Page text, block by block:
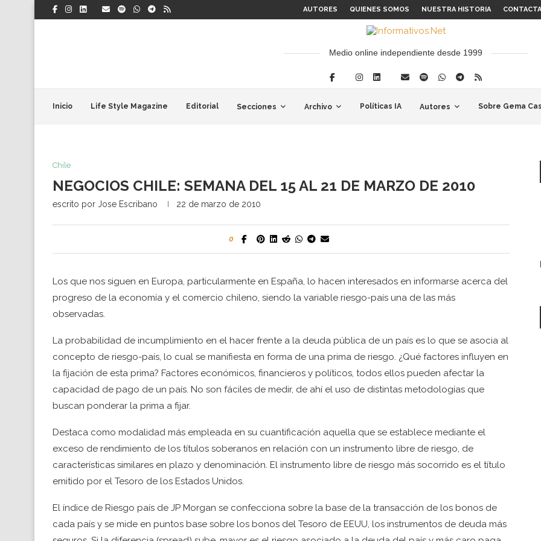
AUTORES QUIENES SOMOS NUESTRA HISTORIA
Medio online independiente desde 1999
Inicio Life Style Magazine Editorial Secciones Archivo Políticas IA Autores Sobre Gema
Chile
NEGOCIOS CHILE: SEMANA DEL 15 AL 21 DE MARZO DE 2010
escrito por Jose Escribano 22 de marzo de 2010
0
Los que nos siguen en Europa, particularmente en España, lo hacen interesados en informarse acerca del
progreso de la economía y el comercio chileno, siendo la variable riesgo-país una de las más
observadas.
La probabilidad de incumplimiento en el hacer frente a la deuda pública de un país es lo que se asocia al
concepto de riesgo-país, lo cual se manifiesta en forma de una prima de riesgo. ¿Qué factores influyen en
la fijación de esta prima? Factores económicos, financieros y políticos, todos ellos pueden afectar la
capacidad de pago de un país. No son fáciles de medir, de ahí el uso de distintas metodologías que
buscan ponderar la prima a fijar.
Destaca como modalidad más empleada en su cuantificación aquella que se establece mediante el
exceso de rendimiento de los títulos soberanos en relación con un instrumento libre de riesgo, de
características similares en plazo y denominación. El instrumento libre de riesgo más socorrido es el título
emitido por el Tesoro de los Estados Unidos.
El índice de Riesgo país de JP Morgan se confecciona sobre la base de la transacción de los bonos de
cada país y se mide en puntos base sobre los bonos del Tesoro de EEUU, los instrumentos de deuda más